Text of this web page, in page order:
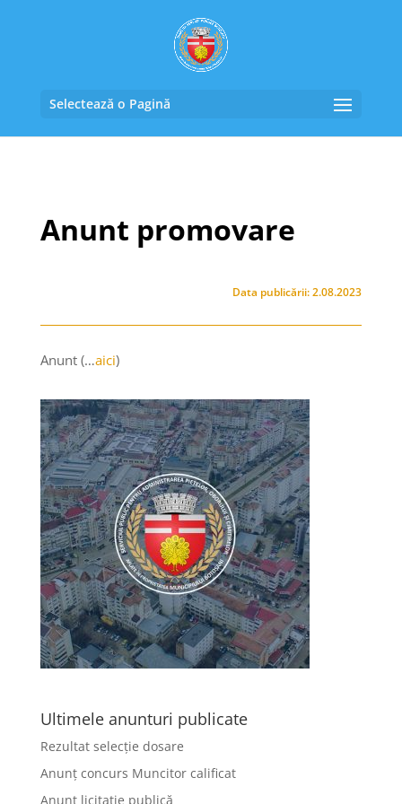
Selectează o Pagină
Anunt promovare
Data publicării: 2.08.2023
Anunt (…aici)
Ultimele anunturi publicate
Rezultat selecție dosare
Anunț concurs Muncitor calificat
Anunț licitație publică